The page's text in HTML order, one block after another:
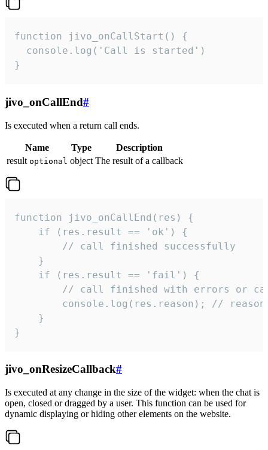
function jivo_onCallStart() {
  console.log('Call is started')
}
jivo_onCallEnd#
Is executed when a return call ends.
Name Type
Description
result optional object The result of a callback
function jivo_onCallEnd(res) {
    if (res.result == 'ok') {
        // call finished successfully
    }
    if (res.result == 'fail') {
// call finished with errors or
console.log(res.reason); //
    }
}
jivo_onResizeCallback#
Is executed at any change in the size of the widget: when the chat is
open, closed or dragged by a user. This function can be used for
dynamic displaying or hiding other elements on the website.